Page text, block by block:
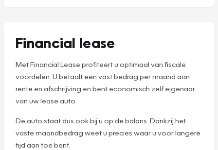
Financial lease
Met Financial Lease profiteert u optimaal van fiscale
voordelen. U betaalt een vast bedrag per maand aan
rente en afschrijving en bent economisch zelf eigenaar
van uw lease auto.
De auto staat dus ook bij u op de balans. Dankzij het
vaste maandbedrag weet u precies waar u voor langere
tijd aan toe bent.